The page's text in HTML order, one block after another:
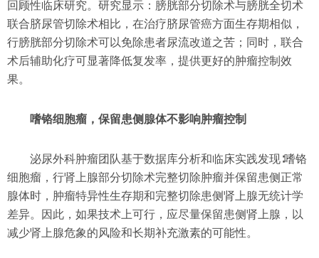
回顾性临床研究。研究显示：膀胱部分切除术与膀胱全切术
联合脐尿管切除术相比，在治疗脐尿管癌方面生存期相似，
行膀胱部分切除术可以免除患者尿流改道之苦；同时，联合
术后辅助化疗可显著降低复发率，提供更好的肿瘤控制效
果。
嗜铬细胞瘤，保留患侧腺体不影响肿瘤控制
泌尿外科肿瘤团队基于数据库分析和临床实践发现∶嗜铬
细胞瘤，行肾上腺部分切除术完整切除肿瘤并保留患侧正常
腺体时，肿瘤特异性生存期和完整切除患侧肾上腺无统计学
差异。因此，如果技术上可行，应尽量保留患侧肾上腺，以
减少肾上腺危象的风险和长期补充激素的可能性。